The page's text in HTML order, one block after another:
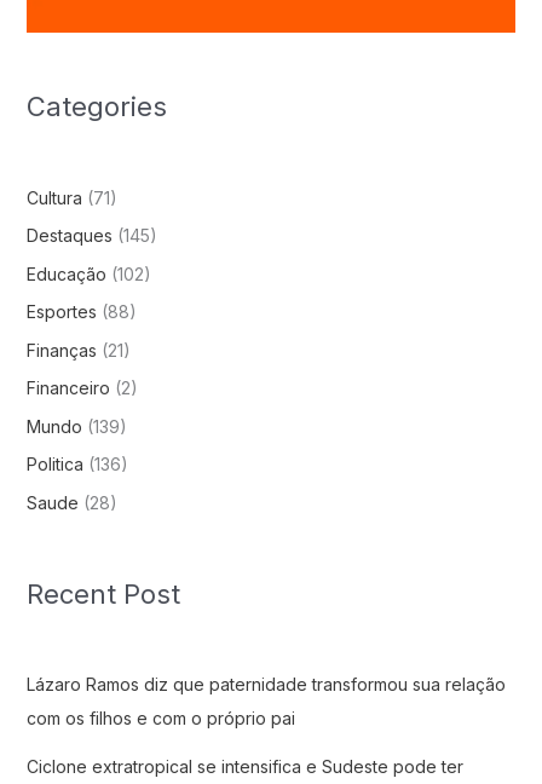
Categories
Cultura (71)
Destaques (145)
Educação (102)
Esportes (88)
Finanças (21)
Financeiro (2)
Mundo (139)
Politica (136)
Saude (28)
Recent Post
Lázaro Ramos diz que paternidade transformou sua relação
com os filhos e com o próprio pai
Ciclone extratropical se intensifica e Sudeste pode ter